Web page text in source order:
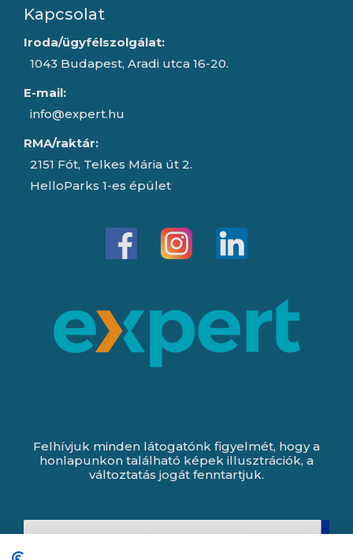
Kapcsolat
Iroda/ügyfélszolgálat:
1043 Budapest, Aradi utca 16-20.
E-mail:
info@expert.hu
RMA/raktár:
2151 Fót, Telkes Mária út 2.
HelloParks 1-es épület
Felhívjuk minden látogatónk figyelmét, hogy a
honlapunkon található képek illusztrációk, a
változtatás jogát fenntartjuk.